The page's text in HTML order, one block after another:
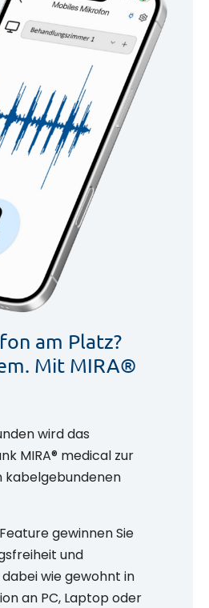
am Platz?
Mit MIRA®
wird das
MIRA® medical zur
kabelgebundenen
gewinnen Sie
und
wie gewohnt in
an PC, Laptop oder